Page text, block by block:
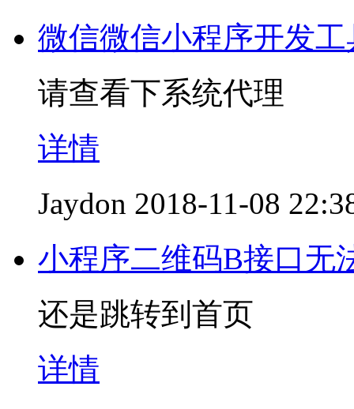
微信微信小程序开发
请查看下系统代理
详情
Jaydon 2018-11-08
小程序二维码B接口无
还是跳转到首页
详情